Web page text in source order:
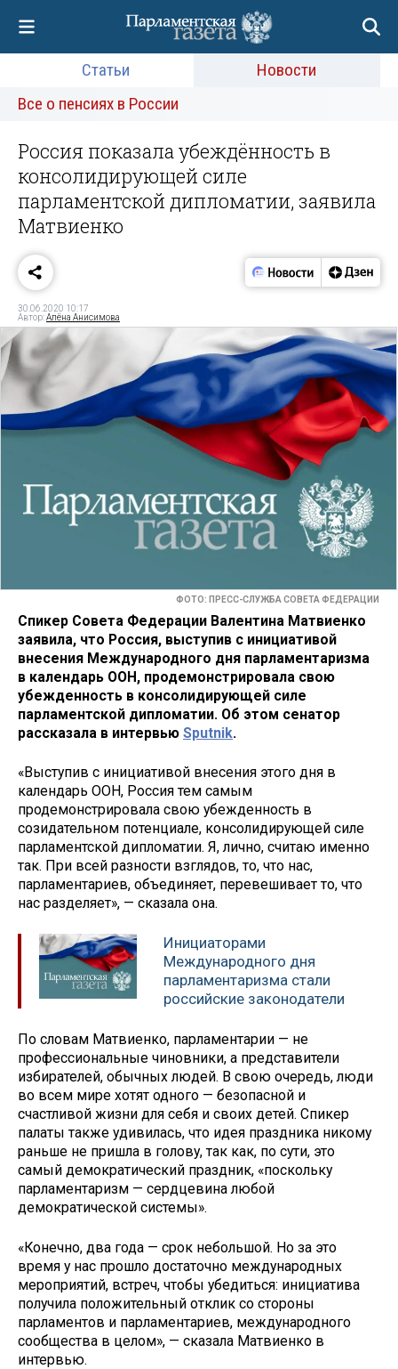
Статьи
Новости
Все о пенсиях в России
Россия показала убеждённость в
консолидирующей силе
парламентской дипломатии, заявила
Матвиенко
30.06.2020 10:17
Автор:Алёна Анисимова
ФОТО: ПРЕСС-СЛУЖБА СОВЕТА ФЕДЕРАЦИИ
Спикер Совета Федерации Валентина Матвиенко
заявила, что Россия, выступив с инициативой
внесения Международного дня парламентаризма
в календарь ООН, продемонстрировала свою
убежденность в консолидирующей силе
парламентской дипломатии. Об этом сенатор
рассказала в интервью Sputnik.
«Выступив с инициативой внесения этого дня в
календарь ООН, Россия тем самым
продемонстрировала свою убежденность в
созидательном потенциале, консолидирующей силе
парламентской дипломатии. Я, лично, считаю именно
так. При всей разности взглядов, то, что нас,
парламентариев, объединяет, перевешивает то, что
нас разделяет», — сказала она.
Инициаторами
Международного дня
парламентаризма стали
российские законодатели
По словам Матвиенко, парламентарии — не
профессиональные чиновники, а представители
избирателей, обычных людей. В свою очередь, люди
во всем мире хотят одного — безопасной и
счастливой жизни для себя и своих детей. Спикер
палаты также удивилась, что идея праздника никому
раньше не пришла в голову, так как, по сути, это
самый демократический праздник, «поскольку
парламентаризм — сердцевина любой
демократической системы».
«Конечно, два года — срок небольшой. Но за это
время у нас прошло достаточно международных
мероприятий, встреч, чтобы убедиться: инициатива
получила положительный отклик со стороны
парламентов и парламентариев, международного
сообщества в целом», — сказала Матвиенко в
интервью.